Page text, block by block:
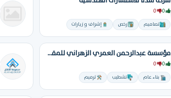
تصاميم رخص إشراف و زيارات
مؤسسة عبدالرحمن العمري الزهراني للمقاولات
بناء عام تشطيب ترميم